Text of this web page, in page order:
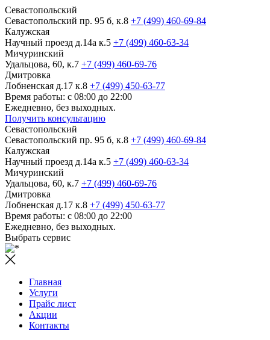
Севастопольский
Севастопольский пр. 95 б, к.8 +7 (499) 460-69-84
Калужская
Научный проезд д.14а к.5 +7 (499) 460-63-34
Мичуринский
Удальцова, 60, к.7 +7 (499) 460-69-76
Дмитровка
Лобненская д.17 к.8 +7 (499) 450-63-77
Время работы: с 08:00 до 22:00
Ежедневно, без выходных.
Получить консультацию
Севастопольский
Севастопольский пр. 95 б, к.8 +7 (499) 460-69-84
Калужская
Научный проезд д.14а к.5 +7 (499) 460-63-34
Мичуринский
Удальцова, 60, к.7 +7 (499) 460-69-76
Дмитровка
Лобненская д.17 к.8 +7 (499) 450-63-77
Время работы: с 08:00 до 22:00
Ежедневно, без выходных.
Выбрать сервис
Главная
Услуги
Прайс лист
Акции
Контакты